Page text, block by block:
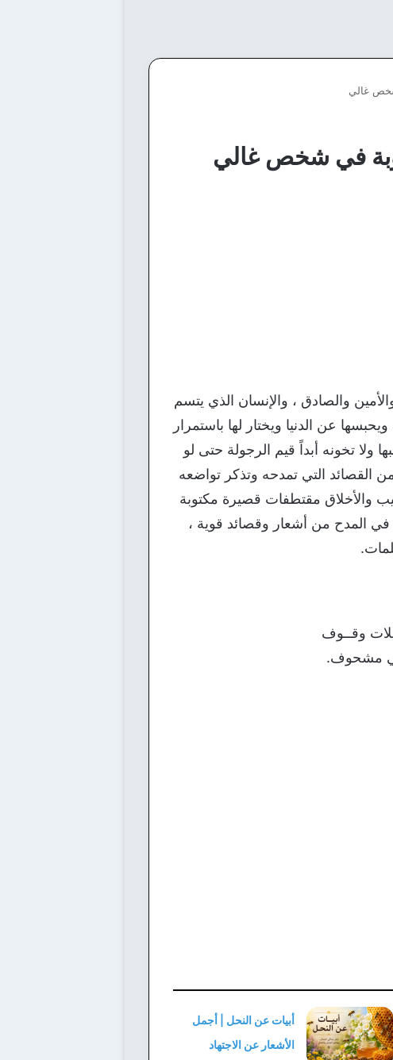
غالي
في شخص غالي
والصادق ، والإنسان الذي يتسم
عن الدنيا ويختار لها باستمرار
ولا تخونه أبداً قيم الرجولة حتى لو
القصائد التي تمدحه وتذكر تواضعه
والأخلاق مقتطفات قصيرة مكتوبة
المدح من أشعار وقصائد قوية ،
وقــوف
مشحوف.
أبيات عن النحل | أجمل
الأشعار عن الاجتهاد